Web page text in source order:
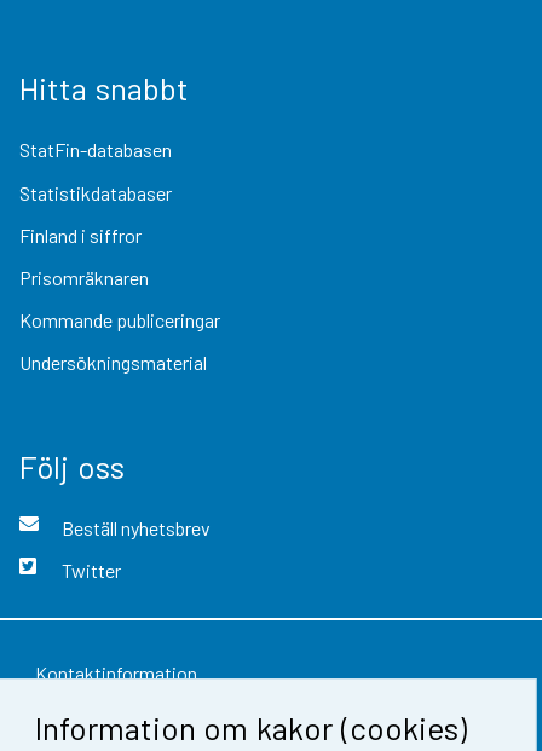
Information om kakor (cookies)
Hitta snabbt
StatFin-databasen
Statistikdatabaser
Finland i siffror
Prisomräknaren
Kommande publiceringar
Undersökningsmaterial
Följ oss
Beställ nyhetsbrev
Twitter
Kontaktinformation
Respons